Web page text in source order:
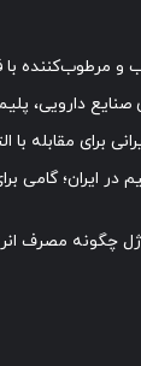
و مرطوب‌کننده
صنایع دارویی،
برای مقابله با
در ایران؛ گامی
چگونه مصرف